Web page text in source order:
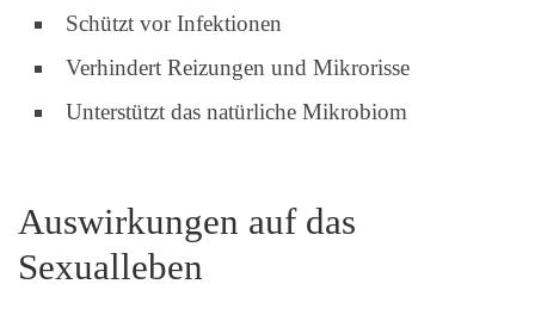
Schützt vor Infektionen
Verhindert Reizungen und Mikrorisse
Unterstützt das natürliche Mikrobiom
Auswirkungen auf das
Sexualleben